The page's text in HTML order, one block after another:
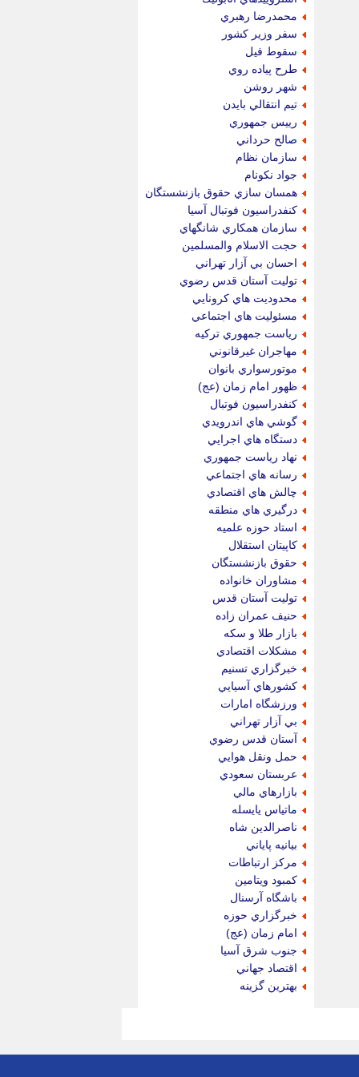
محمدرضا رهبري
سفر وزير كشور
سقوط فيل
طرح پياده روي
شهر روشن
تيم انتقالي بايدن
رييس جمهوري
صالح حرداني
سازمان نظام
جواد نكونام
همسان سازي حقوق بازنشستگان
كنفدراسيون فوتبال آسيا
سازمان همكاري شانگهاي
حجت الاسلام والمسلمين
احسان بي آزار تهراني
توليت آستان قدس رضوي
محدوديت هاي كرونايي
مسئوليت هاي اجتماعي
رياست جمهوري تركيه
مهاجران غيرقانوني
موتورسواري بانوان
ظهور امام زمان (عج)
كنفدراسيون فوتبال
گوشي هاي اندرويدي
دستگاه هاي اجرايي
نهاد رياست جمهوري
رسانه هاي اجتماعي
چالش هاي اقتصادي
درگيري هاي منطقه
استاد حوزه علميه
كاپيتان استقلال
حقوق بازنشستگان
مشاوران خانواده
توليت آستان قدس
حنيف عمران زاده
بازار طلا و سكه
مشكلات اقتصادي
خبرگزاري تسنيم
كشورهاي آسيايي
ورزشگاه امارات
بي آزار تهراني
آستان قدس رضوي
حمل ونقل هوايي
عربستان سعودي
بازارهاي مالي
ماتياس يايسله
ناصرالدين شاه
بيانيه پاياني
مركز ارتباطات
كمبود ويتامين
باشگاه آرسنال
خبرگزاري حوزه
امام زمان (عج)
جنوب شرق آسيا
اقتصاد جهاني
بهترين گزينه